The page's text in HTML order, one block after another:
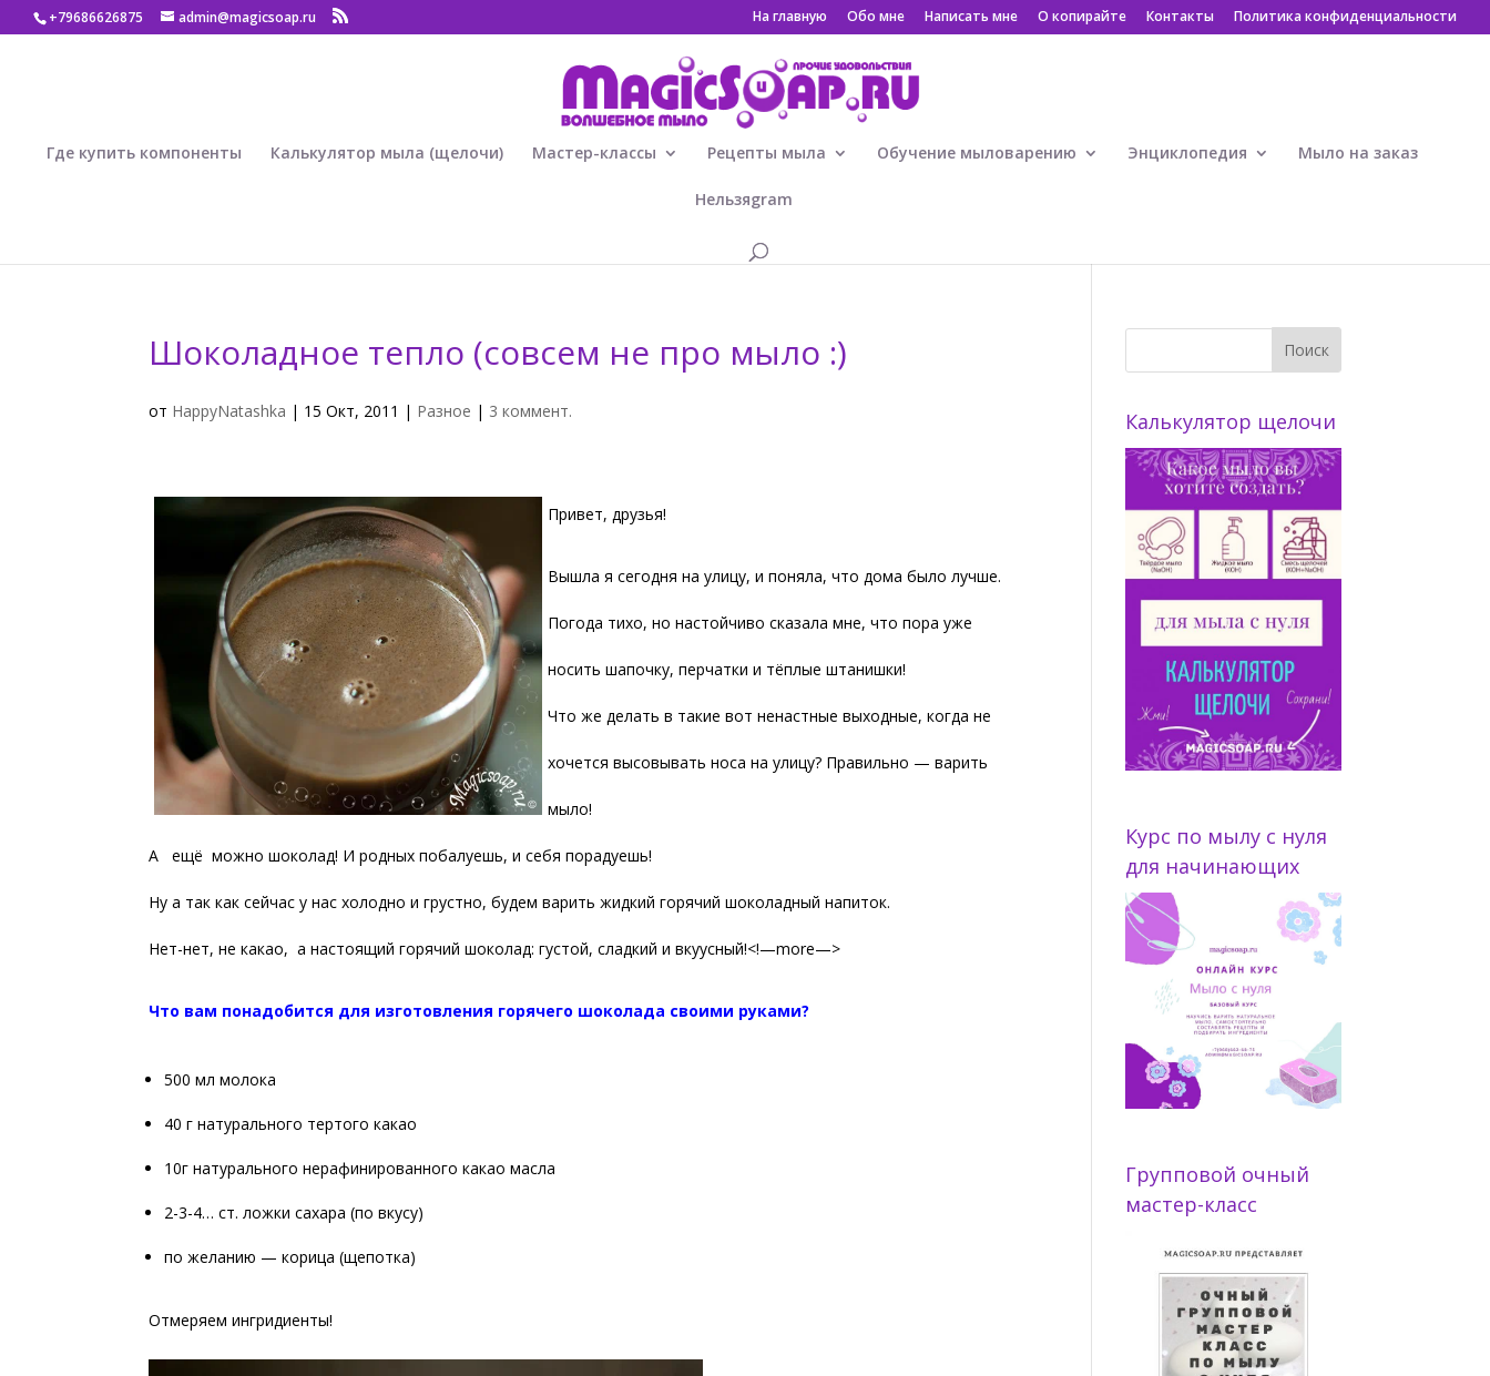
+79686626875 admin@magicsoap.ru На главную Обо мне Написать мне О копирайте Контакты Политика конфиденциальности
Где купить компоненты Калькулятор мыла (щелочи) Мастер-классы Рецепты мыла Обучение мыловарению Энциклопедия Мыло на заказ
Нельзяgram
Шоколадное тепло (совсем не про мыло :)
от HappyNatashka | 15 Окт, 2011 | Разное | 3 коммент.
Привет, друзья!
Вышла я сегодня на улицу, и поняла, что дома было лучше.
Погода тихо, но настойчиво сказала мне, что пора уже
носить шапочку, перчатки и тёплые штанишки!
Что же делать в такие вот ненастные выходные, когда не
хочется высовывать носа на улицу? Правильно — варить
мыло!
А ещё можно шоколад! И родных побалуешь, и себя порадуешь!
Ну а так как сейчас у нас холодно и грустно, будем варить жидкий горячий шоколадный напиток.
Нет-нет, не какао, а настоящий горячий шоколад: густой, сладкий и вкуусный!<!—more—>
Что вам понадобится для изготовления горячего шоколада своими руками?
500 мл молока
40 г натурального тертого какао
10г натурального нерафинированного какао масла
2-3-4… ст. ложки сахара (по вкусу)
по желанию — корица (щепотка)
Отмеряем ингридиенты!
Калькулятор щелочи
Курс по мылу с нуля
для начинающих
Групповой очный
мастер-класс